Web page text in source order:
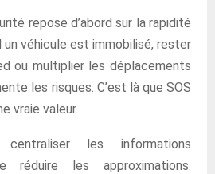
repose d’abord sur la rapidité
un véhicule est immobilisé, rester
ou multiplier les déplacements
les risques. C’est là que SOS
vraie valeur.
les informations
réduire les approximations.